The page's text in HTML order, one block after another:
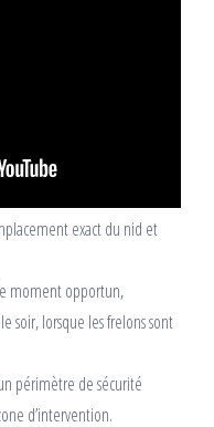
exact du nid et
moment opportun,
soir, lorsque les frelons sont
périmètre de sécurité
d’intervention.